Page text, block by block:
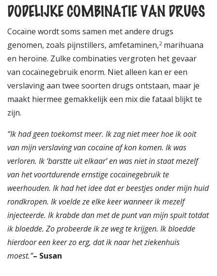
DODELIJKE COMBINATIE VAN DRUGS
Cocaïne wordt soms samen met andere drugs
genomen, zoals pijnstillers, amfetaminen,2marihuana
en heroïne. Zulke combinaties vergroten het gevaar
van cocaïnegebruik enorm. Niet alleen kan er een
verslaving aan twee soorten drugs ontstaan, maar je
maakt hiermee gemakkelijk een mix die fataal blijkt te
zijn.
“Ikhad geen toekomst meer. Ik zag niet meer hoe ik ooit
van mijn verslaving van cocaïne af kon komen. Ik was
verloren. Ik ‘barstte uit elkaar’ en was niet in staat mezelf
van het voortdurende ernstige cocaïnegebruik te
weerhouden. Ik had het idee dat er beestjes onder mijn huid
rondkropen. Ik voelde ze elke keer wanneer ik mezelf
injecteerde. Ik krabde dan met de punt van mijn spuit totdat
ik bloedde. Zo probeerde ik ze weg te krijgen. Ik bloedde
hierdoor een keer zo erg, dat ik naar het ziekenhuis
moest.”– Susan